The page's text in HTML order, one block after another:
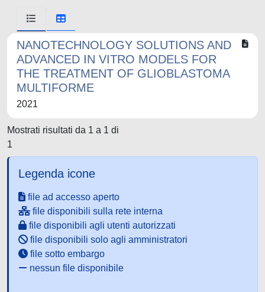
NANOTECHNOLOGY SOLUTIONS AND
ADVANCED IN VITRO MODELS FOR
THE TREATMENT OF GLIOBLASTOMA
MULTIFORME
2021
Mostrati risultati da 1 a 1 di
1
Legenda icone
file ad accesso aperto
file disponibili sulla rete interna
file disponibili agli utenti autorizzati
file disponibili solo agli amministratori
file sotto embargo
nessun file disponibile